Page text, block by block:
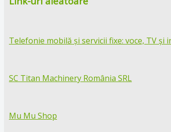
Telefonie mobilă și servicii fixe: voce, TV și
SC Titan Machinery România SRL
Mu Mu Shop